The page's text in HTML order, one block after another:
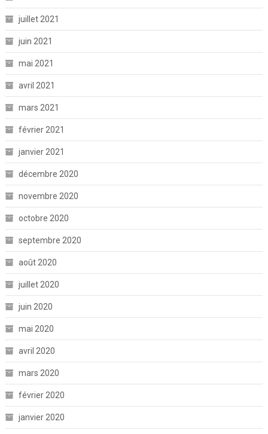
juillet 2021
juin 2021
mai 2021
avril 2021
mars 2021
février 2021
janvier 2021
décembre 2020
novembre 2020
octobre 2020
septembre 2020
août 2020
juillet 2020
juin 2020
mai 2020
avril 2020
mars 2020
février 2020
janvier 2020